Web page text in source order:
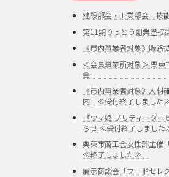
建設部会・工業部会 技
第11期りっとう創業塾-
《市内事業者対象》販路
＜会員事業所対象＞ 栗
《市内事業者対象》人
内 ≪受付終了しました
『ウマ娘 プリティーダ
らせ ≪受付終了しまし
栗東市商工会女性部主催
≪終了しました≫
展示商談会「フードセ